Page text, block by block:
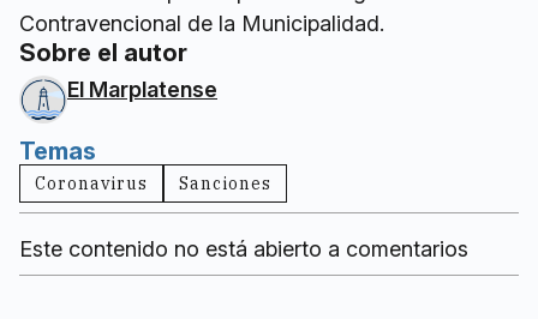
Contravencional de la Municipalidad.
Sobre el autor
El Marplatense
Temas
Coronavirus Sanciones
Este contenido no está abierto a comentarios